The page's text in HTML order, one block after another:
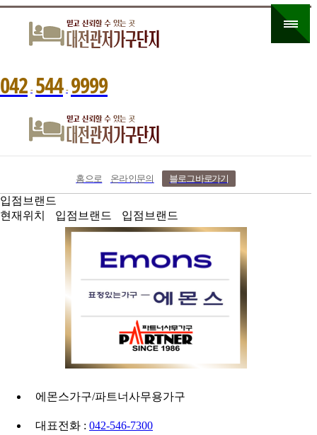
042 - 544 - 9999
홈으로 온라인문의 블로그 바로가기
입점브랜드
현재위치
입점브랜드 입점브랜드
에몬스가구/파트너사무용가구
대표전화 : 042-546-7300